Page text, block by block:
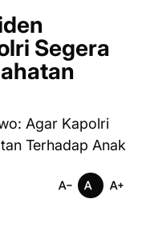
Segera
Agar Kapolri
Terhadap Anak